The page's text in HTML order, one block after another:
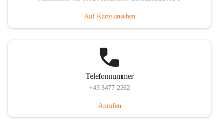
Auf Karte ansehen
Telefonnummer
+43 3477 2262
Anrufen